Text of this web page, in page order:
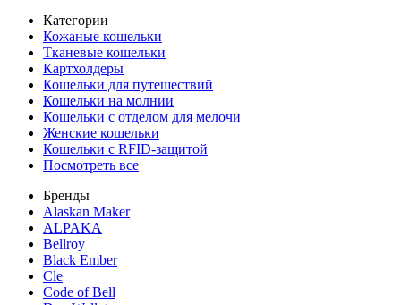
Категории
Кожаные кошельки
Тканевые кошельки
Картхолдеры
Кошельки для путешествий
Кошельки на молнии
Кошельки с отделом для мелочи
Женские кошельки
Кошельки с RFID-защитой
Посмотреть все
Бренды
Alaskan Maker
ALPAKA
Bellroy
Black Ember
Cle
Code of Bell